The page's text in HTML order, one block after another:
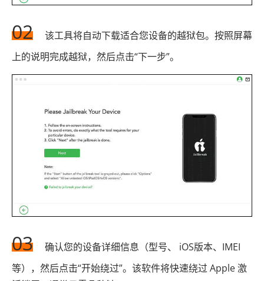
02
该工具将自动下载适合您设备的越狱包。按照屏幕
上的说明完成越狱，然后点击“下一步”。
03
确认您的设备详细信息（型号、 iOS版本、IMEI
等），然后点击“开始绕过”。该软件将快速绕过 Apple 激